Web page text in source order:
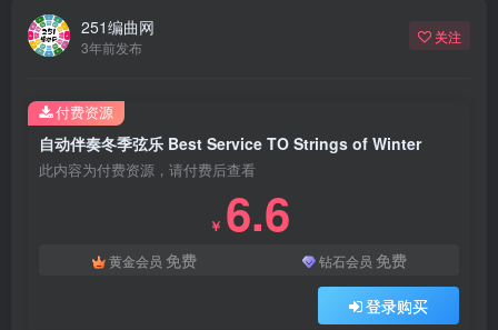
251编曲网
3年前发布
关注
自动伴奏冬季弦乐 Best Service TO Strings of Winter
此内容为付费资源，请付费后查看
￥ 6.6
黄金会员 免费 钻石会员 免费
登录购买
付费资源